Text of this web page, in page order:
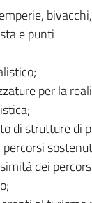
e punti
per la
di strutture di
dei